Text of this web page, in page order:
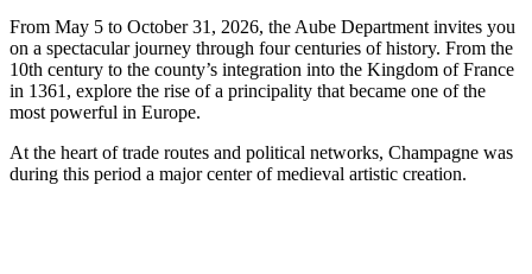
From May 5 to October 31, 2026, the Aube Department invites you
on a spectacular journey through four centuries of history. From the
10th century to the county’s integration into the Kingdom of France
in 1361, explore the rise of a principality that became one of the
most powerful in Europe.
At the heart of trade routes and political networks, Champagne was
during this period a major center of medieval artistic creation.